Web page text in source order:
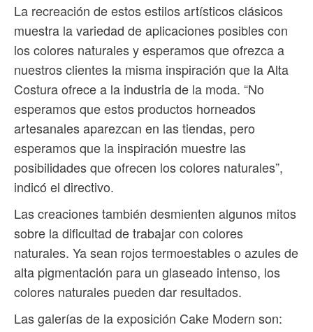
La recreación de estos estilos artísticos clásicos
muestra la variedad de aplicaciones posibles con
los colores naturales y esperamos que ofrezca a
nuestros clientes la misma inspiración que la Alta
Costura ofrece a la industria de la moda. “No
esperamos que estos productos horneados
artesanales aparezcan en las tiendas, pero
esperamos que la inspiración muestre las
posibilidades que ofrecen los colores naturales”,
indicó el directivo.
Las creaciones también desmienten algunos mitos
sobre la dificultad de trabajar con colores
naturales. Ya sean rojos termoestables o azules de
alta pigmentación para un glaseado intenso, los
colores naturales pueden dar resultados.
Las galerías de la exposición Cake Modern son: